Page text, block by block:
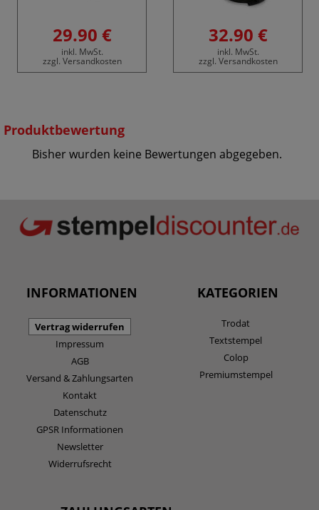
29.90 €
inkl. MwSt.
zzgl. Versandkosten
32.90 €
inkl. MwSt.
zzgl. Versandkosten
Produktbewertung
Bisher wurden keine Bewertungen abgegeben.
INFORMATIONEN
Vertrag widerrufen
Impressum
AGB
Versand & Zahlungsarten
Kontakt
Datenschutz
GPSR Informationen
Newsletter
Widerrufsrecht
KATEGORIEN
Trodat
Textstempel
Colop
Premiumstempel